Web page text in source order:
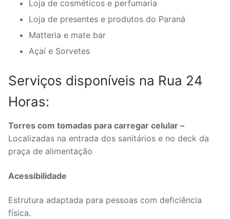
Loja de cosméticos e perfumaria
Loja de presentes e produtos do Paraná
Matteria e mate bar
Açaí e Sorvetes
Serviços disponíveis na Rua 24
Horas:
Torres com tomadas para carregar celular –
Localizadas na entrada dos sanitários e no deck da
praça de alimentação
Acessibilidade
Estrutura adaptada para pessoas com deficiência
física.